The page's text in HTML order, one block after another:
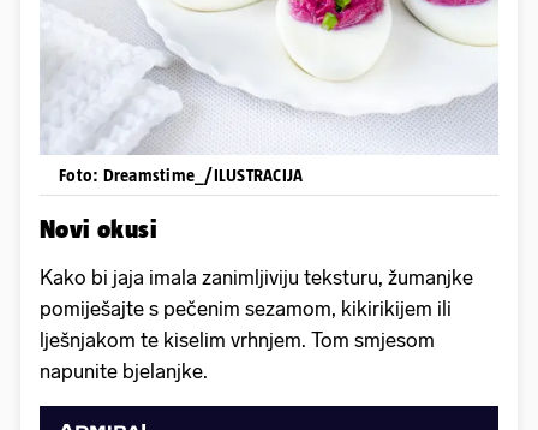
Foto: Dreamstime_/ILUSTRACIJA
Novi okusi
Kako bi jaja imala zanimljiviju teksturu, žumanjke
pomiješajte s pečenim sezamom, kikirikijem ili
lješnjakom te kiselim vrhnjem. Tom smjesom
napunite bjelanjke.